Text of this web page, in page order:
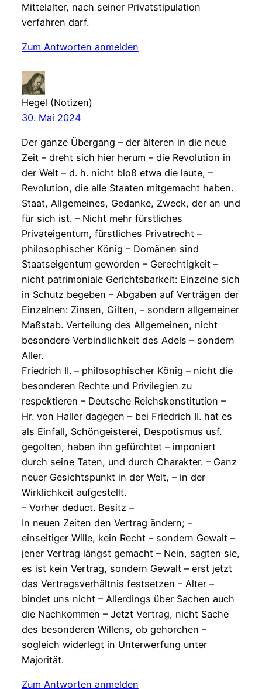
Mittelalter, nach seiner Privatstipulation
verfahren darf.
Zum Antworten anmelden
Hegel (Notizen)
30. Mai 2024
Der ganze Übergang – der älteren in die neue
Zeit – dreht sich hier herum – die Revolution in
der Welt – d. h. nicht bloß etwa die laute, –
Revolution, die alle Staaten mitgemacht haben.
Staat, Allgemeines, Gedanke, Zweck, der an und
für sich ist. – Nicht mehr fürstliches
Privateigentum, fürstliches Privatrecht –
philosophischer König – Domänen sind
Staatseigentum geworden – Gerechtigkeit –
nicht patrimoniale Gerichtsbarkeit: Einzelne sich
in Schutz begeben – Abgaben auf Verträgen der
Einzelnen: Zinsen, Gilten, – sondern allgemeiner
Maßstab. Verteilung des Allgemeinen, nicht
besondere Verbindlichkeit des Adels – sondern
Aller.
Friedrich II. – philosophischer König – nicht die
besonderen Rechte und Privilegien zu
respektieren – Deutsche Reichskonstitution –
Hr. von Haller dagegen – bei Friedrich II. hat es
als Einfall, Schöngeisterei, Despotismus usf.
gegolten, haben ihn gefürchtet – imponiert
durch seine Taten, und durch Charakter. – Ganz
neuer Gesichtspunkt in der Welt, – in der
Wirklichkeit aufgestellt.
– Vorher deduct. Besitz –
In neuen Zeiten den Vertrag ändern; –
einseitiger Wille, kein Recht – sondern Gewalt –
jener Vertrag längst gemacht – Nein, sagten sie,
es ist kein Vertrag, sondern Gewalt – erst jetzt
das Vertragsverhältnis festsetzen – Alter –
bindet uns nicht – Allerdings über Sachen auch
die Nachkommen – Jetzt Vertrag, nicht Sache
des besonderen Willens, ob gehorchen –
sogleich widerlegt in Unterwerfung unter
Majorität.
Zum Antworten anmelden